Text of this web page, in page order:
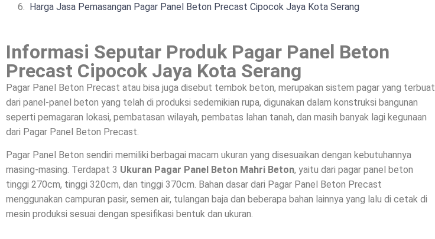
Harga Jasa Pemasangan Pagar Panel Beton Precast Cipocok Jaya Kota Serang
Informasi Seputar Produk Pagar Panel Beton
Precast Cipocok Jaya Kota Serang
Pagar Panel Beton Precast atau bisa juga disebut tembok beton, merupakan sistem pagar yang terbuat
dari panel-panel beton yang telah di produksi sedemikian rupa, digunakan dalam konstruksi bangunan
seperti pemagaran lokasi, pembatasan wilayah, pembatas lahan tanah, dan masih banyak lagi kegunaan
dari Pagar Panel Beton Precast.
Pagar Panel Beton sendiri memiliki berbagai macam ukuran yang disesuaikan dengan kebutuhannya
masing-masing. Terdapat 3 Ukuran Pagar Panel Beton Mahri Beton, yaitu dari pagar panel beton
tinggi 270cm, tinggi 320cm, dan tinggi 370cm. Bahan dasar dari Pagar Panel Beton Precast
menggunakan campuran pasir, semen air, tulangan baja dan beberapa bahan lainnya yang lalu di cetak di
mesin produksi sesuai dengan spesifikasi bentuk dan ukuran.